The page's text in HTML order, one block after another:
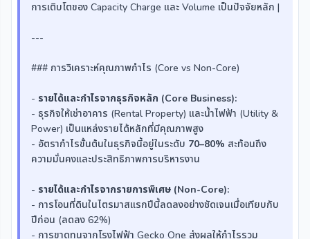
การเติบโตของ Capacity Charge และ Volume เป็นปัจจัยหลัก |
---
### การวิเคราะห์คุณภาพกำไร (Core vs Non-Core)
- รายได้และกำไรจากธุรกิจหลัก (Core Business):
- ธุรกิจให้เช่าอาคาร (Rental Property) และน้ำไฟฟ้า (Utility &
Power) เป็นแหล่งรายได้หลักที่มีคุณภาพสูง
- อัตรากำไรขั้นต้นในธุรกิจนี้อยู่ในระดับ 70–80% สะท้อนถึง
ความมั่นคงและประสิทธิภาพการบริหารงาน
- รายได้และกำไรจากรายการพิเศษ (Non-Core):
- การโอนที่ดินในไตรมาสแรกปีนี้ลดลงอย่างชัดเจนเมื่อเทียบกับ
ปีก่อน (ลดลง 62%)
- การขาดทุนจากโรงไฟฟ้า Gecko One ส่งผลให้กำไรรวม